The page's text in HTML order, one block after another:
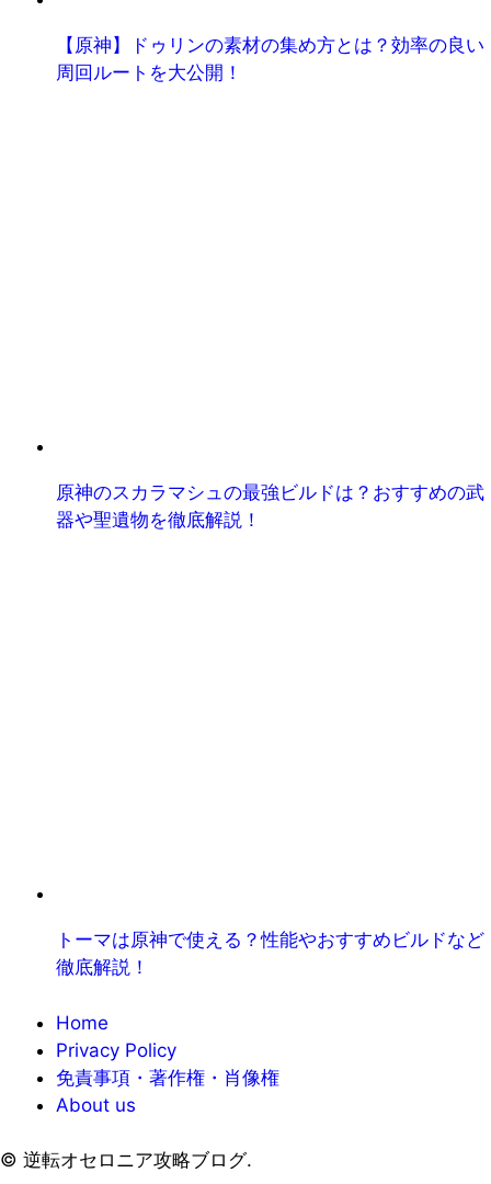
【原神】ドゥリンの素材の集め方とは？効率の良い
周回ルートを大公開！
原神のスカラマシュの最強ビルドは？おすすめの武
器や聖遺物を徹底解説！
トーマは原神で使える？性能やおすすめビルドなど
徹底解説！
Home
Privacy Policy
免責事項・著作権・肖像権
About us
© 逆転オセロニア攻略ブログ.